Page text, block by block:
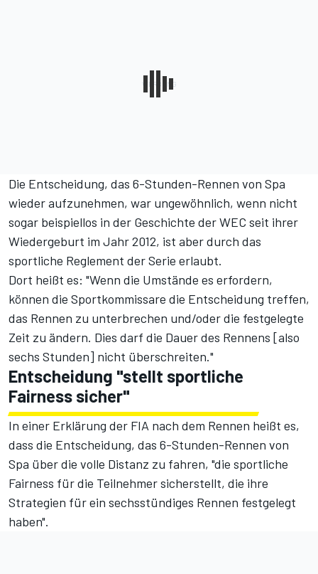
Die Entscheidung, das 6-Stunden-Rennen von Spa
wieder aufzunehmen, war ungewöhnlich, wenn nicht
sogar beispiellos in der Geschichte der WEC seit ihrer
Wiedergeburt im Jahr 2012, ist aber durch das
sportliche Reglement der Serie erlaubt.
Dort heißt es: "Wenn die Umstände es erfordern,
können die Sportkommissare die Entscheidung treffen,
das Rennen zu unterbrechen und/oder die festgelegte
Zeit zu ändern. Dies darf die Dauer des Rennens [also
sechs Stunden] nicht überschreiten."
Entscheidung "stellt sportliche
Fairness sicher"
In einer Erklärung der FIA nach dem Rennen heißt es,
dass die Entscheidung, das 6-Stunden-Rennen von
Spa über die volle Distanz zu fahren, "die sportliche
Fairness für die Teilnehmer sicherstellt, die ihre
Strategien für ein sechsstündiges Rennen festgelegt
haben".